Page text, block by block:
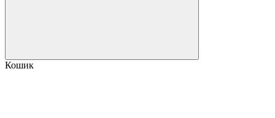
Кошик